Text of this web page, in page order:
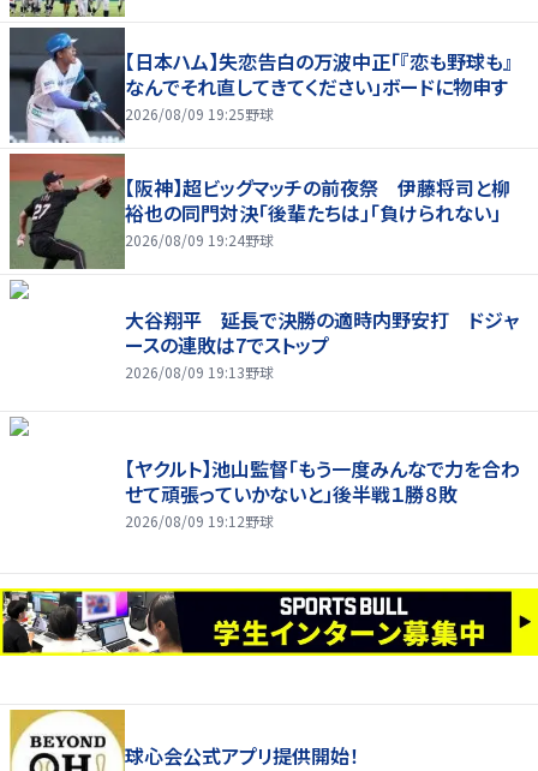
【日本ハム】失恋告白の万波中正「『恋も野球も』
なんでそれ直してきてください」ボードに物申す
2026/08/09 19:25野球
【阪神】超ビッグマッチの前夜祭 伊藤将司と柳
裕也の同門対決「後輩たちは」「負けられない」
2026/08/09 19:24野球
大谷翔平 延長で決勝の適時内野安打 ドジャ
ースの連敗は7でストップ
2026/08/09 19:13野球
【ヤクルト】池山監督「もう一度みんなで力を合わ
せて頑張っていかないと」後半戦１勝８敗
2026/08/09 19:12野球
球心会公式アプリ提供開始！